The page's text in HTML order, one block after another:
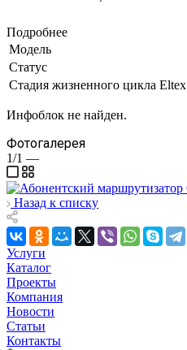
Подробнее
Модель
Статус
Стадия жизненного цикла Eltex
Инфоблок не найден.
Фотогалерея
1/1 —
Назад к списку
Услуги
Каталог
Проекты
Компания
Новости
Статьи
Контакты